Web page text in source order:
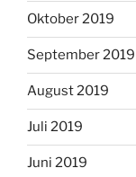
Oktober 2019
September 2019
August 2019
Juli 2019
Juni 2019